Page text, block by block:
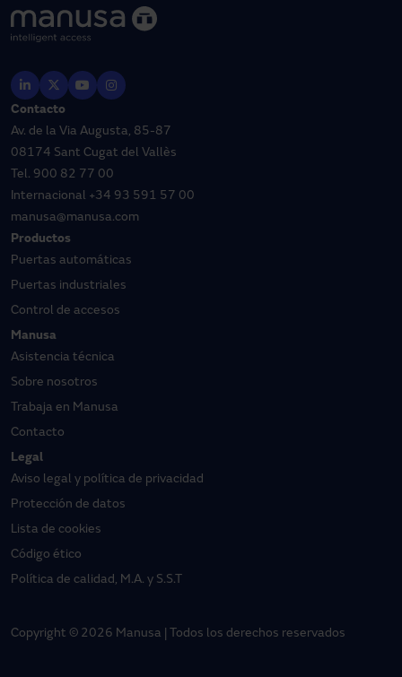
Contacto
Av. de la Via Augusta, 85-87
08174 Sant Cugat del Vallès
Tel. 900 82 77 00
Internacional +34 93 591 57 00
manusa@manusa.com
Productos
Puertas automáticas
Puertas industriales
Control de accesos
Manusa
Asistencia técnica
Sobre nosotros
Trabaja en Manusa
Contacto
Legal
Aviso legal y política de privacidad
Protección de datos
Lista de cookies
Código ético
Política de calidad, M.A. y S.S.T
Copyright © 2026 Manusa | Todos los derechos reservados